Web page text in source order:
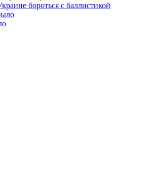
бороться с баллистикой